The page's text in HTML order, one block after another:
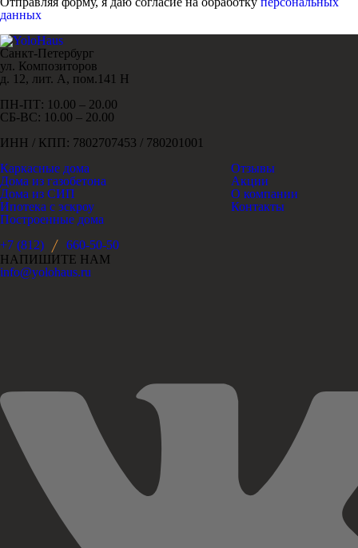
данных
Санкт-Петербург
ул. Композиторов
д. 12, лит. А, пом.141 Н
ПН-ПТ: 10.00 – 20.00
СБ-ВС: 10.00 – 20.00
ИНН / КПП: 7802707453 / 780201001
Каркасные дома
Дома из газобетона
Дома из СИП
Ипотека с эскроу
Построенные дома
Отзывы
Акции
О компании
Контакты
+7 (812)
660-50-50
НАПИШИТЕ НАМ
info@yolohaus.ru